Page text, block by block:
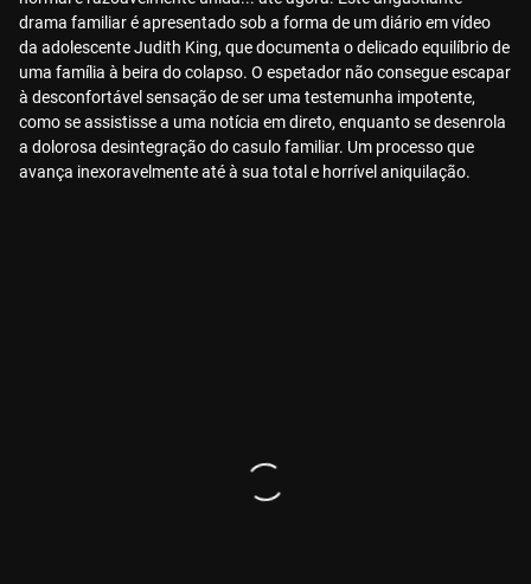
drama familiar é apresentado sob a forma de um diário em vídeo
da adolescente Judith King, que documenta o delicado equilíbrio de
uma família à beira do colapso. O espetador não consegue escapar
à desconfortável sensação de ser uma testemunha impotente,
como se assistisse a uma notícia em direto, enquanto se desenrola
a dolorosa desintegração do casulo familiar. Um processo que
avança inexoravelmente até à sua total e horrível aniquilação.